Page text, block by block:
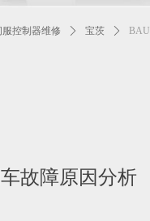
故障原因分析
控制器维修 ꄲ 宝茨 ꄲ